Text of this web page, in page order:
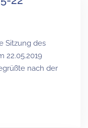
Sitzung des
22.05.2019
nach der